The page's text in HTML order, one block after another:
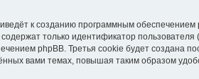
к созданию программным обеспечением
только идентификатор
phpBB. Третья cookie будет создана
вами темах, повышая таким образом